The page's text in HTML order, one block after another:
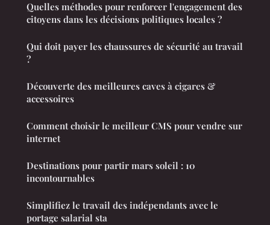
Quelles méthodes pour renforcer l'engagement des
citoyens dans les décisions politiques locales ?
Qui doit payer les chaussures de sécurité au travail
?
Découverte des meilleures caves à cigares &
accessoires
Comment choisir le meilleur CMS pour vendre sur
internet
Destinations pour partir mars soleil : 10
incontournables
Simplifiez le travail des indépendants avec le
portage salarial sta